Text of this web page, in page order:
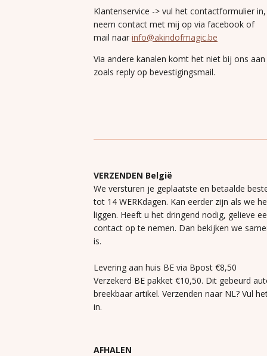
Klantenservice -> vul het contactformulier in,
neem contact met mij op via facebook of
mail naar info@akindofmagic.be
Via andere kanalen komt het niet bij ons aan
zoals reply op bevestigingsmail.
VERZENDEN België
We versturen je geplaatste en betaalde
tot 14 WERKdagen. Kan eerder zijn als we
liggen. Heeft u het dringend nodig, gelieve
contact op te nemen. Dan bekijken we
is.
Levering aan huis BE via Bpost €8,50
Verzekerd BE pakket €10,50. Dit gebeurd
breekbaar artikel. Verzenden naar NL? Vul
in.
AFHALEN